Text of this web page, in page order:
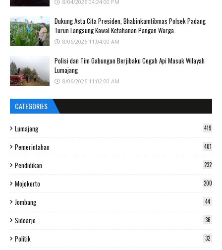
8/04/2026 04:24:00 PM
Dukung Asta Cita Presiden, Bhabinkamtibmas Polsek Padang
Turun Langsung Kawal Ketahanan Pangan Warga.
8/06/2026 11:04:00 AM
Polisi dan Tim Gabungan Berjibaku Cegah Api Masuk Wilayah
Lumajang
8/06/2026 11:02:00 AM
CATEGORIES
Lumajang 419
Pemerintahan 401
Pendidikan 232
Mojokerto 200
Jombang 44
Sidoarjo 36
Politik 32